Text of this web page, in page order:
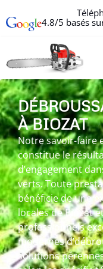
4.8/5 basés
À BIOZAT
Notre savoir-faire
constitue le
d’engagement
verts. Toute
bénéficie de une
locales de Biozat
professionnels
modernes
solutions